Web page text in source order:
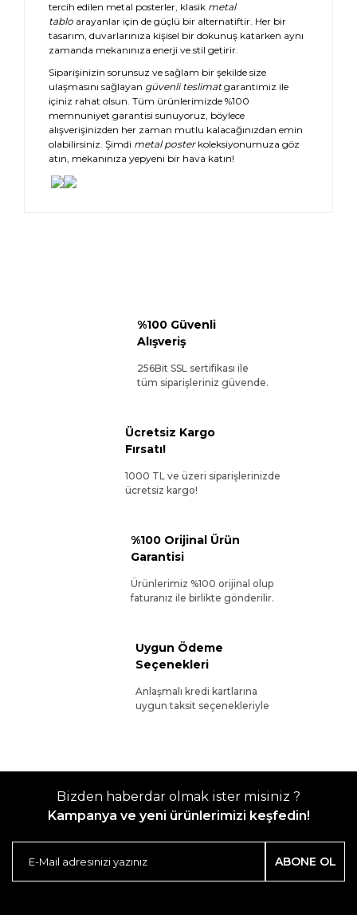
tercih edilen metal posterler, klasik metal
tablo arayanlar için de güçlü bir alternatiftir. Her bir
tasarım, duvarlarınıza kişisel bir dokunuş katarken aynı
zamanda mekanınıza enerji ve stil getirir.
Siparişinizin sorunsuz ve sağlam bir şekilde size
ulaşmasını sağlayan güvenli teslimatgarantimiz ile
içiniz rahat olsun. Tüm ürünlerimizde %100
memnuniyet garantisi sunuyoruz, böylece
alışverişinizden her zaman mutlu kalacağınızdan emin
olabilirsiniz. Şimdi metal posterkoleksiyonumuza göz
atın, mekanınıza yepyeni bir hava katın!
%100 Güvenli
Alışveriş
256Bit SSL sertifikası ile
tüm siparişleriniz güvende.
Ücretsiz Kargo
Fırsatı!
1000 TL ve üzeri siparişlerinizde
ücretsiz kargo!
%100 Orijinal Ürün
Garantisi
Ürünlerimiz %100 orijinal olup
faturanız ile birlikte gönderilir.
Uygun Ödeme
Seçenekleri
Anlaşmalı kredi kartlarına
uygun taksit seçenekleriyle
Bizden haberdar olmak ister misiniz ?
Kampanya ve yeni ürünlerimizi keşfedin!
ABONE OL